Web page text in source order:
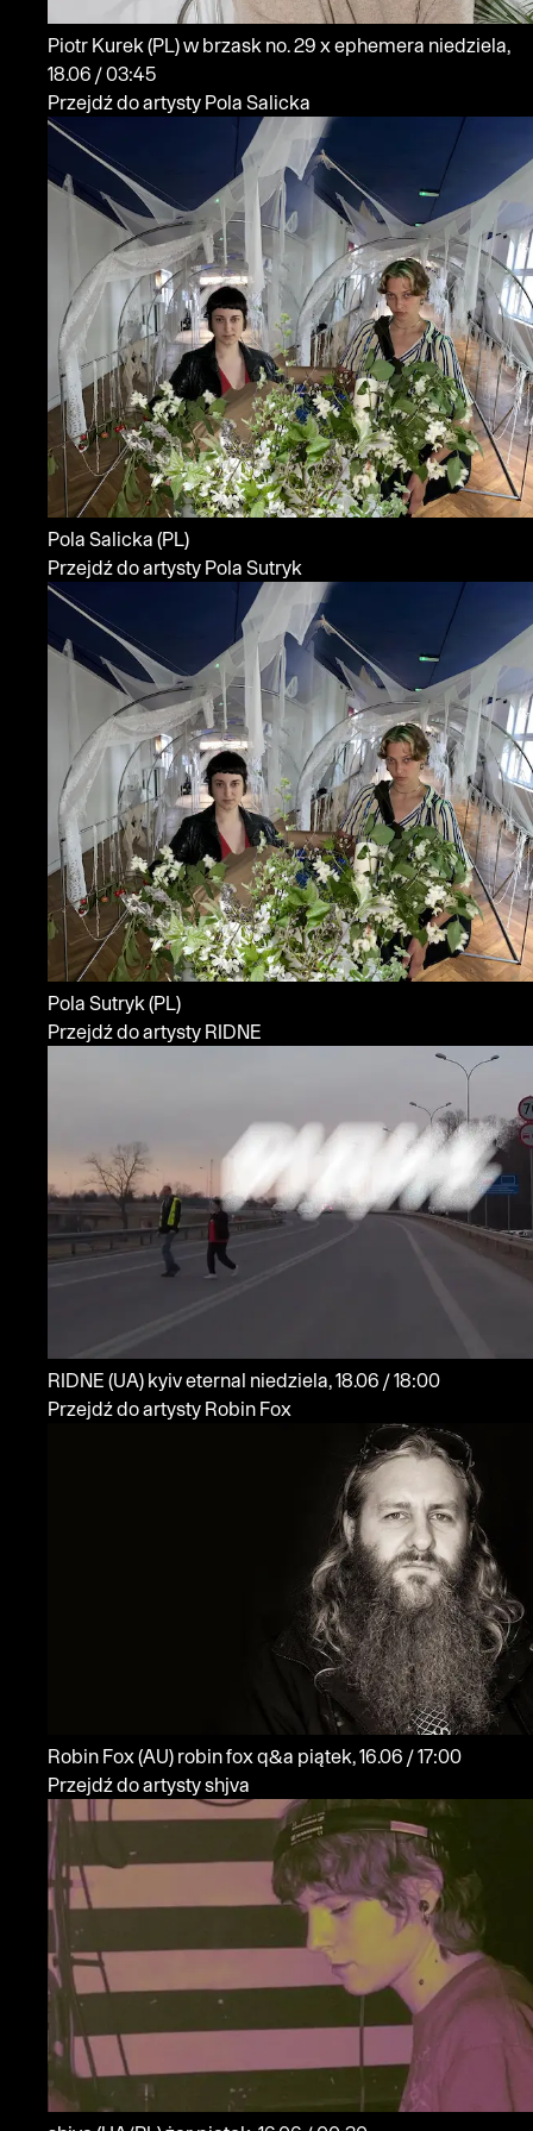
Piotr Kurek(PL)w brzask no. 29 x ephemera niedziela,
18.06 / 03:45
Przejdź do artysty Pola Salicka
Pola Salicka (PL)
Przejdź do artysty Pola Sutryk
Pola Sutryk(PL)
Przejdź do artysty RIDNE
RIDNE (UA) kyiv eternal
niedziela, 18.06 / 18:00
Przejdź do artysty Robin Fox
Robin Fox (AU) robin fox q&a
piątek, 16.06 / 17:00
Przejdź do artysty shjva